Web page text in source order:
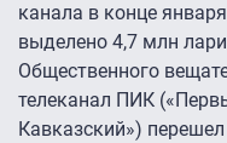
канала в конце
выделено 4,7 млн
Общественного
телеканал ПИК
Кавказский»)